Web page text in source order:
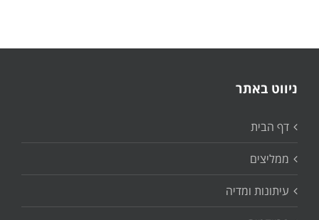
ניווט באתר
דף הבית
ממליצים
עיתונות ומדיה